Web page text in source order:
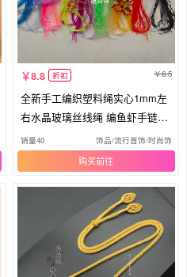
8.8 折扣 6.5
全新手工编织塑料绳实心1mm左
右水晶玻璃丝线绳 编鱼虾手链爱
心等
销量40 饰品/流行首饰/时尚饰品
购买